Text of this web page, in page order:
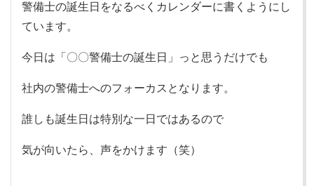
警備士の誕生日をなるべくカレンダーに書くようにし
ています。
今日は「〇〇警備士の誕生日」っと思うだけでも
社内の警備士へのフォーカスとなります。
誰しも誕生日は特別な一日ではあるので
気が向いたら、声をかけます（笑）